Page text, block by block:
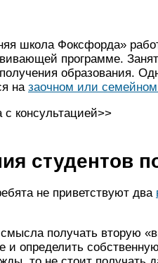
школа Фоксфорда»
программе.
образования.
на заочном или
консультацией>>
студентов
не приветствуют два
смысла получать вторую
и определить